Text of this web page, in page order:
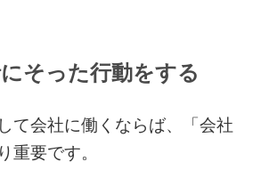
そった行動をする
て会社に働くならば、「会社
重要です。